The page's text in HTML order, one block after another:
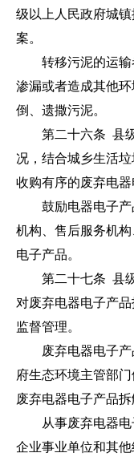
级以上人民政府城
案。
转移污泥的运输
渗漏或者造成其他
倒、遗撒污泥。
第二十六条 县
况，结合城乡生活垃
收购有序的废弃电器
鼓励电器电子
机构、售后服务机
电子产品。
第二十七条 县
对废弃电器电子产
监督管理。
废弃电器电子
府生态环境主管部
废弃电器电子产品
从事废弃电器
企业事业单位和其